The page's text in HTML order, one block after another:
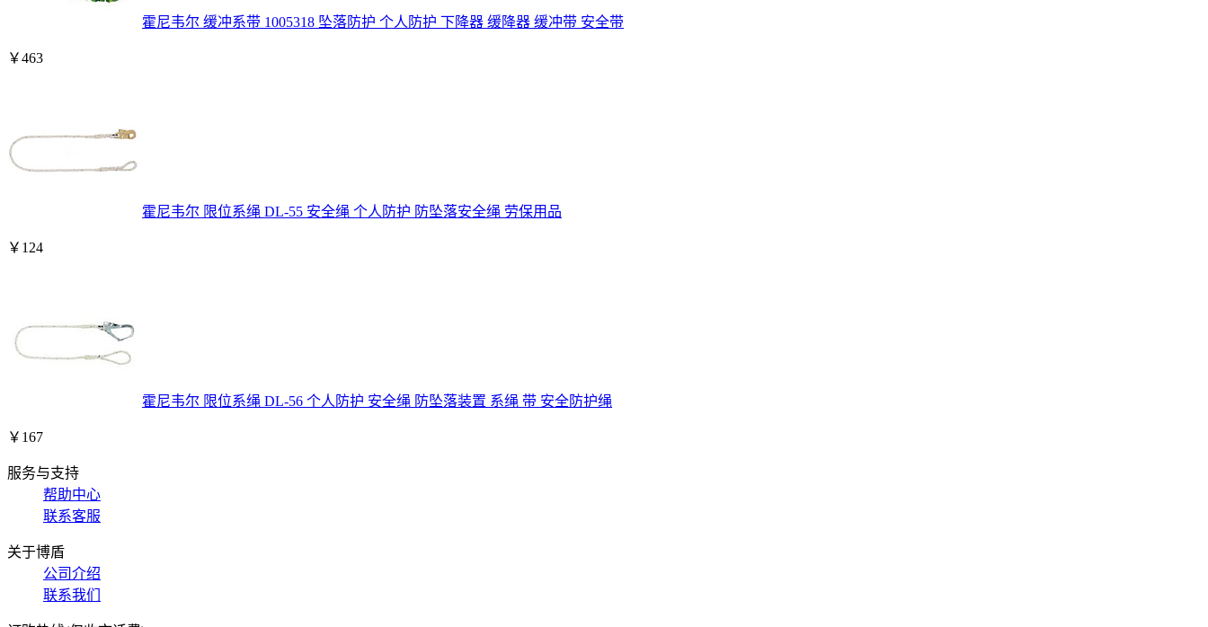
霍尼韦尔 缓冲系带 1005318 坠落防护 个人防护 下降器 缓降器 缓冲带 安全带
￥463
霍尼韦尔 限位系绳 DL-55 安全绳 个人防护 防坠落安全绳 劳保用品
￥ 124
霍尼韦尔 限位系绳 DL-56 个人防护 安全绳 防坠落装置 系绳 带 安全防护绳
￥ 167
服务与支持
帮助中心
联系客服
关于博盾
公司介绍
联系我们